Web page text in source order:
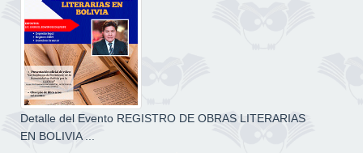
Detalle del Evento REGISTRO DE OBRAS LITERARIAS
EN BOLIVIA ...